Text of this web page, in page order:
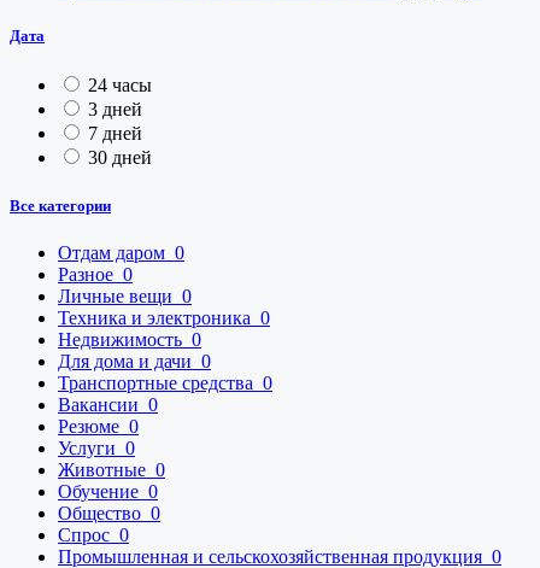
Дата
24 часы
3 дней
7 дней
30 дней
Все категории
Отдам даром 0
Разное 0
Личные вещи 0
Техника и электроника 0
Недвижимость 0
Для дома и дачи 0
Транспортные средства 0
Вакансии 0
Резюме 0
Услуги 0
Животные 0
Обучение 0
Общество 0
Спрос 0
Промышленная и сельскохозяйственная продукция 0